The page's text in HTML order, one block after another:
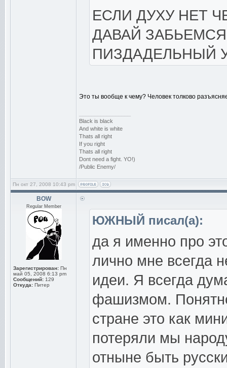
ЕСЛИ ДУХУ НЕТ
ДАВАЙ
ПИЗДАДЕЛЬНЫЙ
Это ты вообще к чему? Человек толково
Black is black
And white is white
Thats all right
If you right
Thats all right
Dont need a fight. YO!)
/Public Enemy/
Пн окт 27, 2008 10:43 pm
BOW
Regular Member
Зарегистрирован: Пн
май 05, 2008 6:13 pm
Сообщений: 129
Откуда: Питер
ЮЖНЫЙ писал(а):
да я именно про
лично мне всегда
идеи. Я всегда
фашизмом.
стране это как
потеряли мы
отныне быть